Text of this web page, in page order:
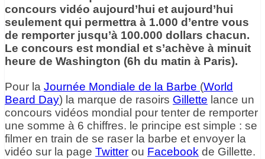
concours vidéo aujourd’hui et aujourd’hui
seulement qui permettra à 1.000 d’entre vous
de remporter jusqu’à 100.000 dollars chacun.
Le concours est mondial et s’achève à minuit
heure de Washington (6h du matin à Paris).
Pour la Journée Mondiale de la Barbe (World
Beard Day) la marque de rasoirs Gillette lance un
concours vidéos mondial pour tenter de remporter
une somme à 6 chiffres. le principe est simple : se
filmer en train de se raser la barbe et envoyer la
vidéo sur la page Twitter ou Facebook de Gillette.